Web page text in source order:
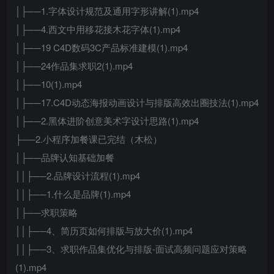
│├──1.字体设计规范及通用字形讲解(1).mp4
│├──4.西文中用移花接木花字体(1).mp4
│├──19 C4D数码3C产品标准建模(1).mp4
│├──24作品集求职2(1).mp4
│├──10(1).mp4
│├──17.C4D动态海报动画设计与排版高效出圈技法(1).mp4
│├──2.黑体进阶创意美术字设计思路(1).mp4
├──2.小程序加餐课已完结（木松）
│├──品牌认知基础加餐
││├──2.品牌设计流程(1).mp4
││├──1.什么是品牌(1).mp4
│├──求职策略
││├──4、简历页如何排版与放大价(1).mp4
││├──3、求职作品集优化与排版-面试高频问题应对策略
(1).mp4